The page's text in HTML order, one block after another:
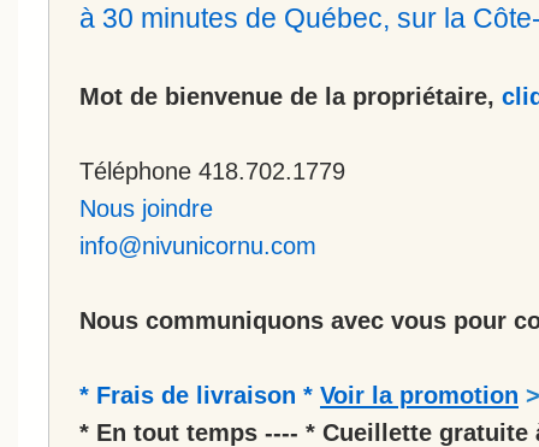
à 30 minutes de Québec, sur la
Mot de bienvenue de la propriétaire,
Téléphone 418.702.1779
Nous joindre
info@nivunicornu.com
Nous communiquons avec vous pour
* Frais de livraison * Voir la promotion >
* En tout temps ---- * Cueillette gratuite